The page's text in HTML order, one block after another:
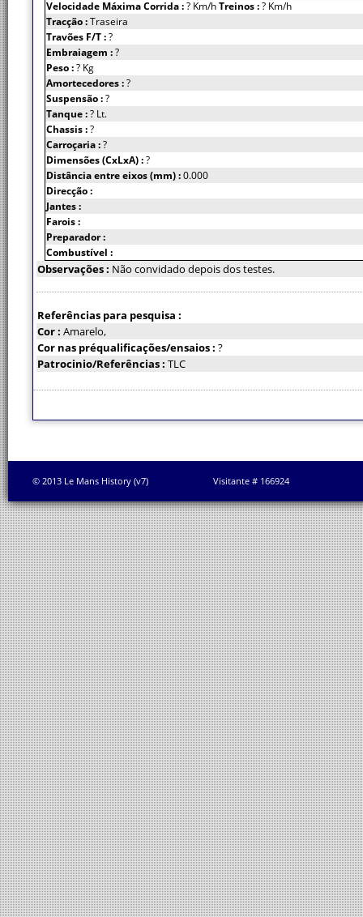
Velocidade Máxima Corrida :? Km/hTreinos :? Km/h
Tracção :Traseira
Travões F/T :?
Embraiagem :?
Peso :? Kg
Amortecedores :?
Suspensão :?
Tanque :? Lt.
Chassis :?
Carroçaria :?
Dimensões (CxLxA) :?
Distância entre eixos (mm) :0.000
Direcção :
Jantes :
Farois :
Preparador :
Combustível :
Observações : Não convidado depois dos testes.
Referências para pesquisa :
Cor : Amarelo,
Cor nas préqualificações/ensaios : ?
Patrocinio/Referências : TLC
© 2013 Le Mans History (v7) Visitante # 166924